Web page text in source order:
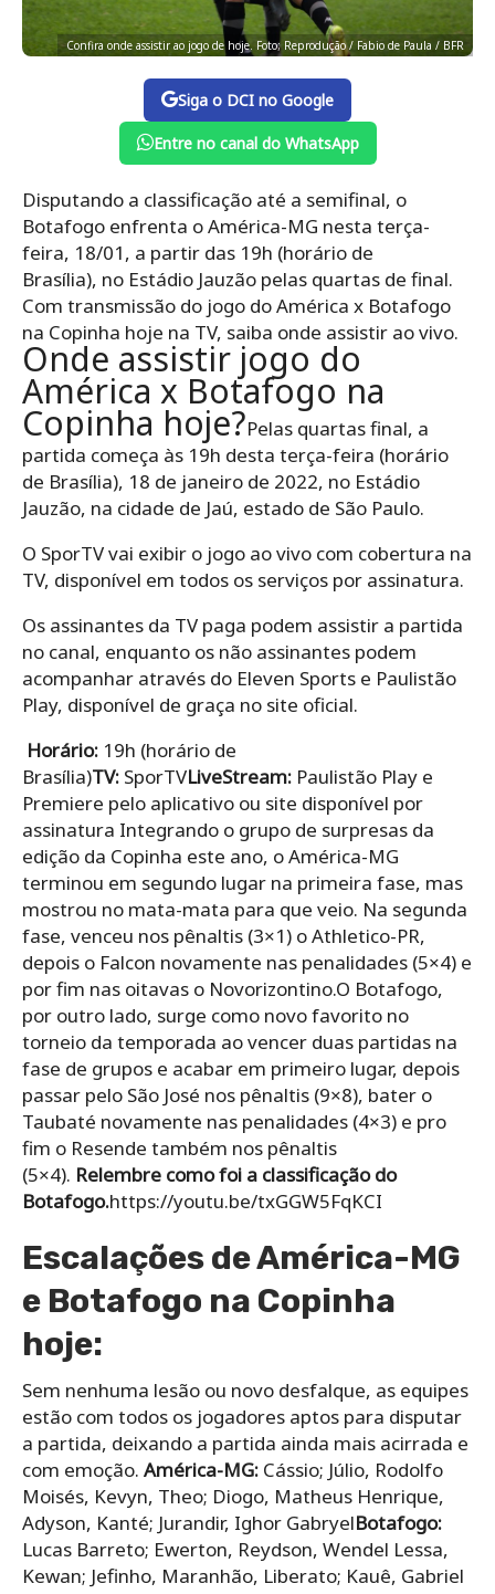
Confira onde assistir ao jogo de hoje. Foto; Reprodução / Fabio de Paula / BFR
Siga o DCI no Google
Entre no canal do WhatsApp
Disputando a classificação até a semifinal, o
Botafogo enfrenta o América-MG nesta terça-
feira, 18/01, a partir das 19h (horário de
Brasília), no Estádio Jauzão pelas quartas de final.
Com transmissão do jogo do América x Botafogo
na Copinha hoje na TV, saiba onde assistir ao vivo.
Onde assistir jogo do
América x Botafogo na
Copinha hoje?Pelas quartas final, a
partida começa às 19h desta terça-feira (horário
de Brasília), 18 de janeiro de 2022, no Estádio
Jauzão, na cidade de Jaú, estado de São Paulo.
O SporTV vai exibir o jogo ao vivo com cobertura na
TV, disponível em todos os serviços por assinatura.
Os assinantes da TV paga podem assistir a partida
no canal, enquanto os não assinantes podem
acompanhar através do Eleven Sports e Paulistão
Play, disponível de graça no site oficial.
Horário: 19h (horário de
Brasília)TV: SporTVLiveStream: Paulistão Play e
Premiere pelo aplicativo ou site disponível por
assinatura Integrando o grupo de surpresas da
edição da Copinha este ano, o América-MG
terminou em segundo lugar na primeira fase, mas
mostrou no mata-mata para que veio. Na segunda
fase, venceu nos pênaltis (3×1) o Athletico-PR,
depois o Falcon novamente nas penalidades (5×4) e
por fim nas oitavas o Novorizontino.O Botafogo,
por outro lado, surge como novo favorito no
torneio da temporada ao vencer duas partidas na
fase de grupos e acabar em primeiro lugar, depois
passar pelo São José nos pênaltis (9×8), bater o
Taubaté novamente nas penalidades (4×3) e pro
fim o Resende também nos pênaltis
(5×4). Relembre como foi a classificação do
Botafogo.https://youtu.be/txGGW5FqKCI
Escalações de América-MG
e Botafogo na Copinha
hoje:
Sem nenhuma lesão ou novo desfalque, as equipes
estão com todos os jogadores aptos para disputar
a partida, deixando a partida ainda mais acirrada e
com emoção. América-MG: Cássio; Júlio, Rodolfo
Moisés, Kevyn, Theo; Diogo, Matheus Henrique,
Adyson, Kanté; Jurandir, Ighor GabryelBotafogo:
Lucas Barreto; Ewerton, Reydson, Wendel Lessa,
Kewan; Jefinho, Maranhão, Liberato; Kauê, Gabriel